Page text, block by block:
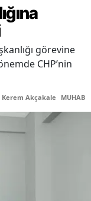
görevine
CHP’nin
Kerem Akçakale